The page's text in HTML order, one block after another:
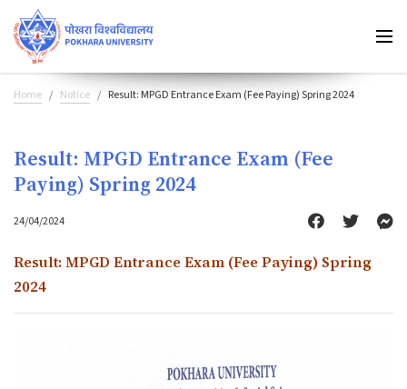
Home Notice Result: MPGD Entrance Exam (Fee Paying) Spring 2024
Result: MPGD Entrance Exam (Fee
Paying) Spring 2024
24/04/2024
Result: MPGD Entrance Exam (Fee Paying) Spring
2024